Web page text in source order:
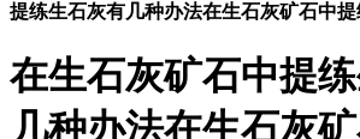
提练生石灰有几种办法在生石灰矿石中
在生石灰矿石中提
几种办法在生石灰